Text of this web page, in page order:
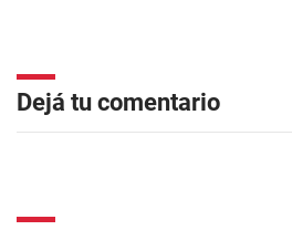
Dejá tu comentario